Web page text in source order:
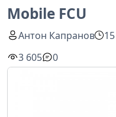
Mobile FCU
Антон Капранов
3 605
0